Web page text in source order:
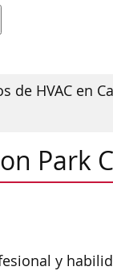
HVAC en
Park
y